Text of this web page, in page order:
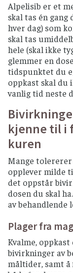
Alpelisib er et
skal tas én
hver dag) som
skal tas
hele (skal ikke
glemmer en
tidspunktet du
oppkast skal du
vanlig tid neste
kjenne til i
kuren
Mange tolererer
opplever milde
det oppstår
dosen du skal
av behandlende
Plager fra
Kvalme,
bivirkninger av
måltider, samt å